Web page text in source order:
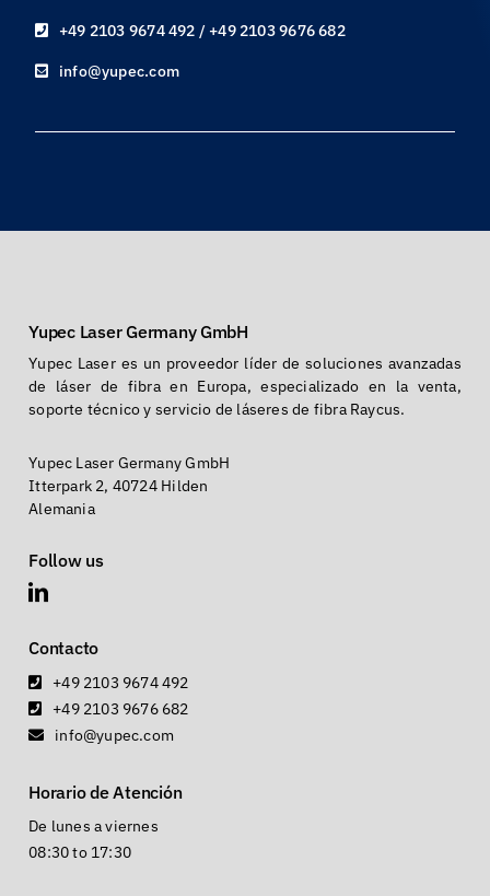
+49 2103 9674 492 / +49 2103 9676 682
info@yupec.com
Yupec Laser Germany GmbH
Yupec Laser es un proveedor líder de soluciones avanzadas
de láser de fibra en Europa, especializado en la venta,
soporte técnico y servicio de láseres de fibra Raycus.
Yupec Laser Germany GmbH
Itterpark 2, 40724 Hilden
Alemania
Follow us
Contacto
+49 2103 9674 492
+49 2103 9676 682
info@yupec.com
Horario de Atención
De lunes a viernes
08:30 to 17:30